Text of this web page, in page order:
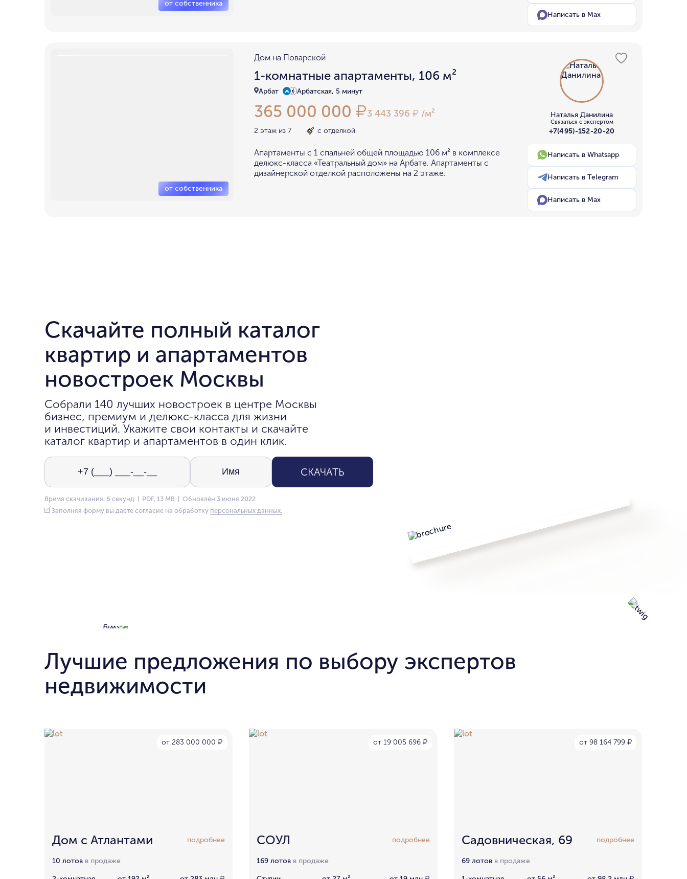
Написать в Max
Дом на Поварской
1-комнатные апартаменты, 106 м²
Арбат Арбатская, 5 минут
365 000 000 ₽3 443 396 ₽ /м²
2 этаж из 7 с отделкой
Апартаменты с 1 спальней общей площадью 106 м² в комплексе
делюкс-класса «Театральный дом» на Арбате. Апартаменты с
дизайнерской отделкой расположены на 2 этаже.
Наталья Данилина
Связаться с экспертом
+7(495)-152-20-20
Написать в Whatsapp
Написать в Telegram
Написать в Max
Скачайте полный каталог
квартир и апартаментов
новостроек Москвы
Собрали 140 лучших новостроек в центре Москвы
бизнес, премиум и делюкс-класса для жизни
и инвестиций. Укажите свои контакты и скачайте
каталог квартир и апартаментов в один клик.
СКАЧАТЬ
Время скачивания: 6 секунд | PDF, 13 MB | Обновлён 3 июня 2022
Заполняя форму вы даете согласие на обработку персональных данных.
Лучшие предложения по выбору экспертов
недвижимости
от 283 000 000₽
Дом с Атлантами подробнее
10 лотов в продаже
от 19 005 696 ₽
СОУЛ подробнее
169 лотов в продаже
от 98 164 799 ₽
Садовническая, 69 подробнее
69 лотов в продаже